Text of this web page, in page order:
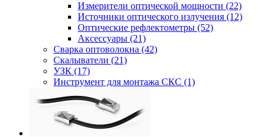
Измерители оптической мощности (22)
Источники оптического излучения (12)
Оптические рефлектометры (52)
Аксессуары (21)
Сварка оптоволокна (42)
Скалыватели (21)
УЗК (17)
Инструмент для монтажа СКС (1)